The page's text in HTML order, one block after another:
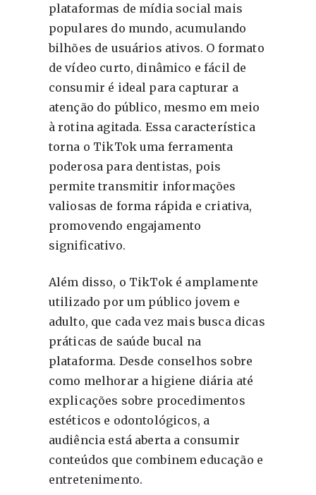
plataformas de mídia social mais
populares do mundo, acumulando
bilhões de usuários ativos. O formato
de vídeo curto, dinâmico e fácil de
consumir é ideal para capturar a
atenção do público, mesmo em meio
à rotina agitada. Essa característica
torna o TikTok uma ferramenta
poderosa para dentistas, pois
permite transmitir informações
valiosas de forma rápida e criativa,
promovendo engajamento
significativo.
Além disso, o TikTok é amplamente
utilizado por um público jovem e
adulto, que cada vez mais busca dicas
práticas de saúde bucal na
plataforma. Desde conselhos sobre
como melhorar a higiene diária até
explicações sobre procedimentos
estéticos e odontológicos, a
audiência está aberta a consumir
conteúdos que combinem educação e
entretenimento.